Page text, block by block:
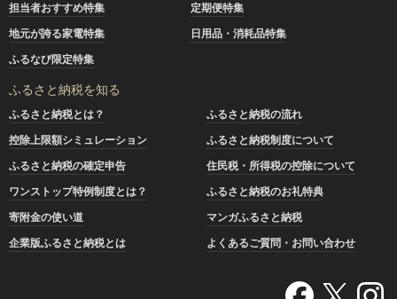
担当者おすすめ特集
定期便特集
地元が誇る家電特集
日用品・消耗品特集
ふるなび限定特集
ふるさと納税を知る
ふるさと納税とは？
ふるさと納税の流れ
控除上限額シミュレーション
ふるさと納税制度について
ふるさと納税の確定申告
住民税・所得税の控除について
ワンストップ特例制度とは？
ふるさと納税のお礼特典
寄附金の使い道
マンガふるさと納税
企業版ふるさと納税とは
よくあるご質問・お問い合わせ